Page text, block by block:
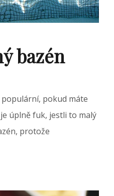
bazén
pokud máte
úplně fuk, jestli to malý
protože